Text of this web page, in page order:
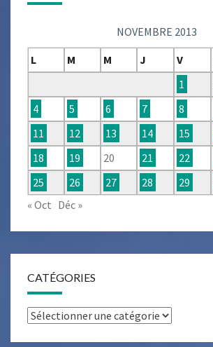
NOVEMBRE 2013
L
M M J V
1
4
5 6 7 8
11
12 13 14 15
18
19 20 21 22
25
26 27 28 29
« Oct Déc »
CATÉGORIES
Catégories